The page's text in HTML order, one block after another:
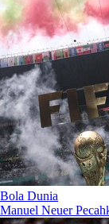
Bola Dunia
Manuel Neuer